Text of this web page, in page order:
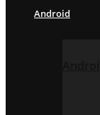
Android